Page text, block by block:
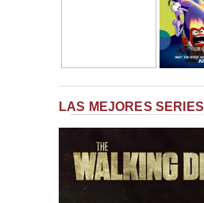
LAS MEJORES SERIES